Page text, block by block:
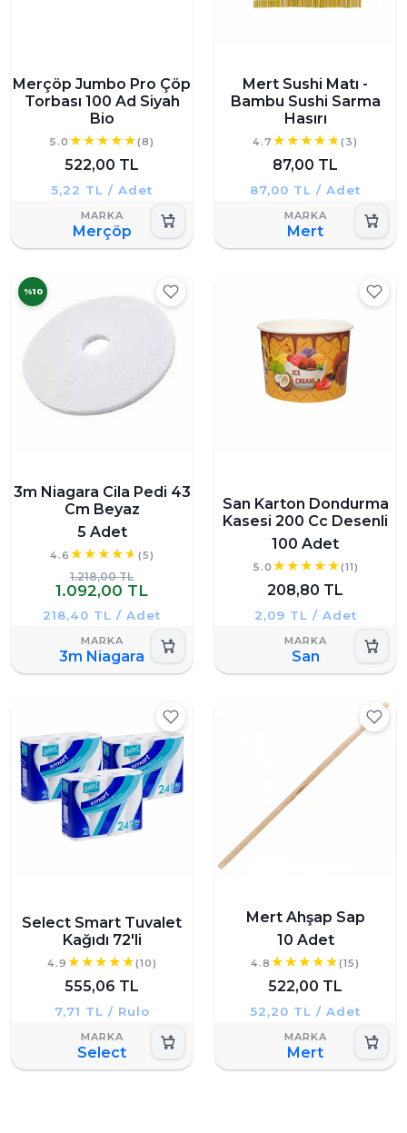
Merçöp Jumbo Pro Çöp
Torbası 100 Ad Siyah
Bio
5.0 (8)
522,00 TL
5,22 TL / Adet
Merçöp
Mert Sushi Matı -
Bambu Sushi Sarma
Hasırı
4.7 (3)
87,00 TL
87,00 TL / Adet
Mert
3m Niagara Cila Pedi 43
Cm Beyaz
5 Adet
4.6 (5)
1.218,00 TL
%10
1.092,00 TL
218,40 TL / Adet
3m Niagara
San Karton Dondurma
Kasesi 200 Cc Desenli
100 Adet
5.0 (11)
208,80 TL
2,09 TL / Adet
San
Select Smart Tuvalet
Kağıdı 72'li
4.9 (10)
555,06 TL
7,71 TL / Rulo
Select
Mert Ahşap Sap
10 Adet
4.8 (15)
522,00 TL
52,20 TL / Adet
Mert